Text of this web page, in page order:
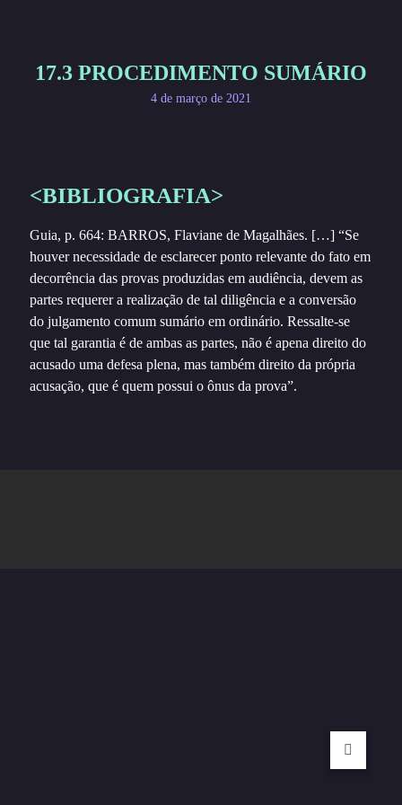
17.3 PROCEDIMENTO SUMÁRIO
4 de março de 2021
<BIBLIOGRAFIA>
Guia, p. 664: BARROS, Flaviane de Magalhães. […] “Se
houver necessidade de esclarecer ponto relevante do fato em
decorrência das provas produzidas em audiência, devem as
partes requerer a realização de tal diligência e a conversão
do julgamento comum sumário em ordinário. Ressalte-se
que tal garantia é de ambas as partes, não é apena direito do
acusado uma defesa plena, mas também direito da própria
acusação, que é quem possui o ônus da prova”.